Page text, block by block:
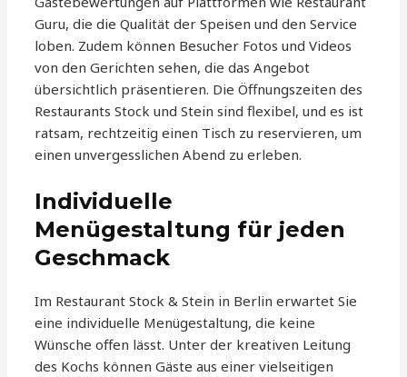
Guru, die die Qualität der Speisen und den Service
loben. Zudem können Besucher Fotos und Videos
von den Gerichten sehen, die das Angebot
übersichtlich präsentieren. Die Öffnungszeiten des
Restaurants Stock und Stein sind flexibel, und es ist
ratsam, rechtzeitig einen Tisch zu reservieren, um
einen unvergesslichen Abend zu erleben.
Individuelle
Menügestaltung für jeden
Geschmack
Im Restaurant Stock & Stein in Berlin erwartet Sie
eine individuelle Menügestaltung, die keine
Wünsche offen lässt. Unter der kreativen Leitung
des Kochs können Gäste aus einer vielseitigen